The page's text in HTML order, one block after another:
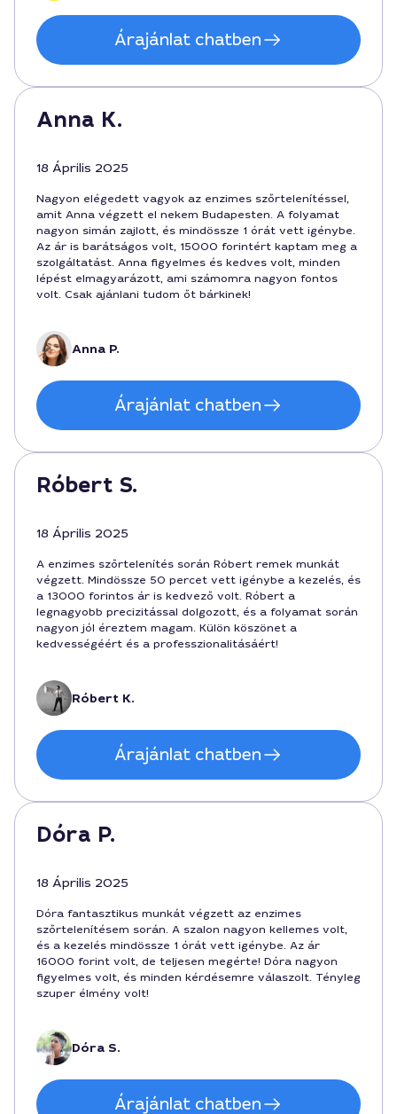
Árajánlat chatben
Anna K.
18 Április 2025
Nagyon elégedett vagyok az enzimes szőrtelenítéssel,
amit Anna végzett el nekem Budapesten. A folyamat
nagyon simán zajlott, és mindössze 1 órát vett igénybe.
Az ár is barátságos volt, 15000 forintért kaptam meg a
szolgáltatást. Anna figyelmes és kedves volt, minden
lépést elmagyarázott, ami számomra nagyon fontos
volt. Csak ajánlani tudom őt bárkinek!
Anna P.
Árajánlat chatben
Róbert S.
18 Április 2025
A enzimes szőrtelenítés során Róbert remek munkát
végzett. Mindössze 50 percet vett igénybe a kezelés, és
a 13000 forintos ár is kedvező volt. Róbert a
legnagyobb precizitással dolgozott, és a folyamat során
nagyon jól éreztem magam. Külön köszönet a
kedvességéért és a professzionalitásáért!
Róbert K.
Árajánlat chatben
Dóra P.
18 Április 2025
Dóra fantasztikus munkát végzett az enzimes
szőrtelenítésem során. A szalon nagyon kellemes volt,
és a kezelés mindössze 1 órát vett igénybe. Az ár
16000 forint volt, de teljesen megérte! Dóra nagyon
figyelmes volt, és minden kérdésemre válaszolt. Tényleg
szuper élmény volt!
Dóra S.
Árajánlat chatben